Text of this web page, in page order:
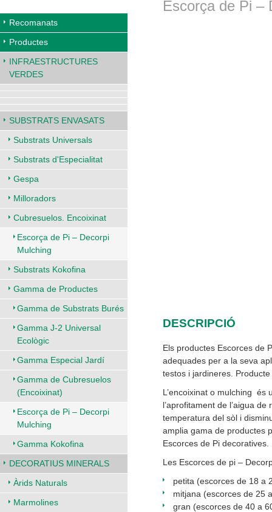
Escorça de Pi –
DESCRIPCIÓ
Els productes Escorces de
adequades per a la seva
testos i jardineres.
L’encoixinat o mulching és
l’aprofitament de l’aigua
temperatura del sòl i
amplia gama de productes
Escorces de Pi decoratives.
Les Escorces de pi –
petita (escorces de 18 a
mitjana (escorces de 25
gran (escorces de 40 a
Recomanats
Productes
INFRAESTRUCTURES
VERDES
SUBSTRATS ENVASATS
Substrats Universals
Substrats d'Especialitat
Gespa
Milloradors
Cubresuelos. Encoixinat
Escorça de Pi – Decorpi
Mulching
Substrats Kokofina
Gamma de Productes
Gamma de Substrats Burés
Gamma J-2 Universal
Ecològic
Gamma Especial Jardí
Gamma de Cubresuelos
(Encoixinat)
Escorça de Pi – Decorpi
Mulching
Gamma Kokofina
DECORATIUS MINERALS
Àrids Naturals
Marmolines